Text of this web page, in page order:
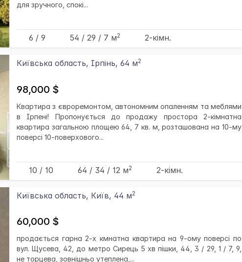
для зручного, спокі...
6 / 9 54 / 29 / 7 м2 2-кімн.
Київська область, Ірпінь, 64 м2
98,000 $
Квартира з євроремонтом, автономним опаленням та меблями
в Ірпені! Пропонується до продажу простора 2-кімнатна
квартира загальною площею 64, 7 кв. м, розташована на 10-му
поверсі 10-поверхового...
10 / 10 64 / 34 / 12 м2 2-кімн.
Київська область, Київ, 44 м2
60,000 $
продається гарна 2-х кмнатна квартира на 9-ому поверсі по
вул. Щусева, 42, до метро Сирець 5 хв пішки, 44, 3 / 29, 1 / 7, 9,
не торцева, зовнішньо утеплена,...